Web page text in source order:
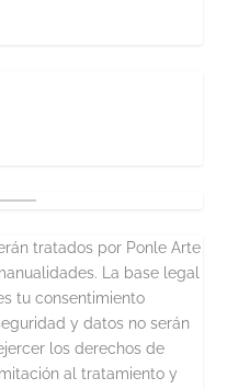
tratados por Ponle Arte
La base legal
tu consentimiento
y datos no serán
los derechos de
al tratamiento y